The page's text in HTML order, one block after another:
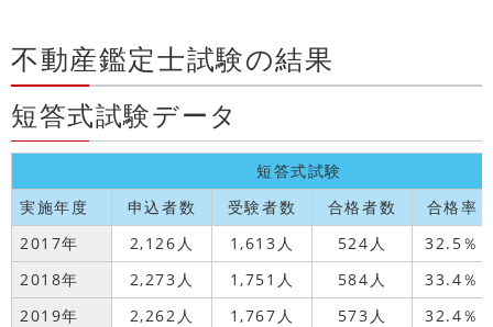
不動産鑑定士試験の結果
短答式試験データ
短答式試験
実施年度
申込者数 受験者数 合格者数
合格率
2017年
2,126人 1,613人 524人
32.5％
2018年
2,273人 1,751人 584人
33.4％
2019年
2,262人 1,767人 573人
32.4％